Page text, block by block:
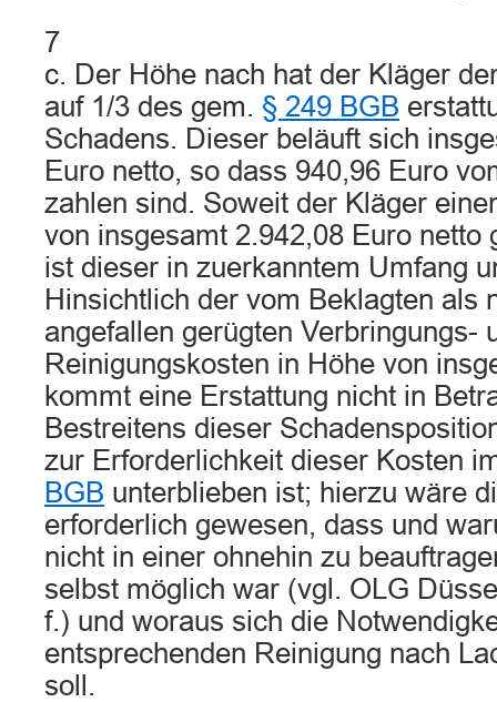
7
c. Der Höhe nach hat der Kläger
auf 1/3 des gem. § 249 BGB
Schadens. Dieser beläuft sich
Euro netto, so dass 940,96 Euro
zahlen sind. Soweit der Kläger
von insgesamt 2.942,08 Euro netto
ist dieser in zuerkanntem Umfang
Hinsichtlich der vom Beklagten als
angefallen gerügten Verbringungs-
Reinigungskosten in Höhe von
kommt eine Erstattung nicht in
Bestreitens dieser
zur Erforderlichkeit dieser Kosten
BGB unterblieben ist; hierzu wäre
erforderlich gewesen, dass und
nicht in einer ohnehin zu
selbst möglich war (vgl. OLG
f.) und woraus sich die
entsprechenden Reinigung nach
soll.